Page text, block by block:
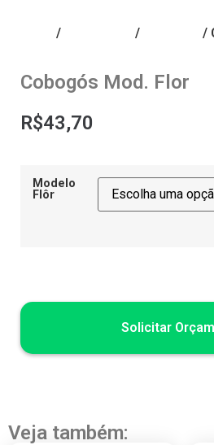
/ / /
Cobogós Mod. Flor
R$43,70
Modelo
Flôr
Solicitar
Veja também: